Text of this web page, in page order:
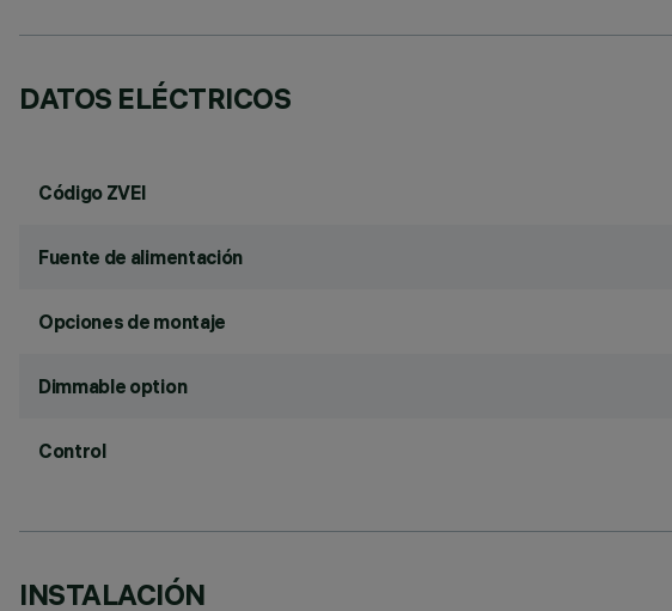
DATOS ELÉCTRICOS
Código ZVEI
Fuente de alimentación
Opciones de montaje
Dimmable option
Control
INSTALACIÓN